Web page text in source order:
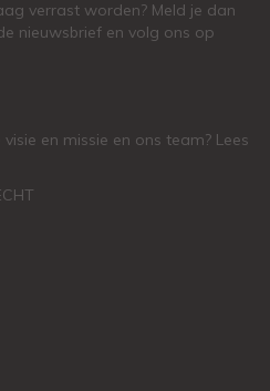
verrast worden? Meld je dan
nieuwsbrief en volg ons op
en missie en ons team? Lees